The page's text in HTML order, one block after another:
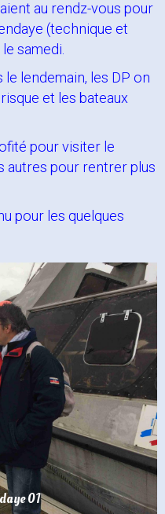
au rendz-vous pour
(technique et
samedi.
le lendemain, les DP on
et les bateaux
pour visiter le
autres pour rentrer plus
pour les quelques
01